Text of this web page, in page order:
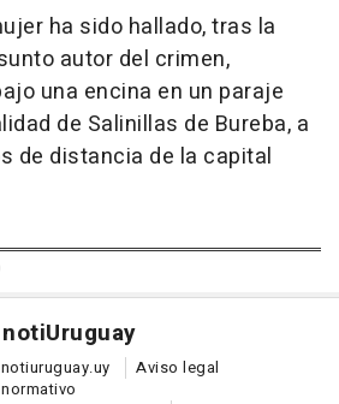
ha sido hallado, tras la
autor del crimen,
una encina en un paraje
de Salinillas de Bureba, a
de distancia de la capital
notiUruguay
Aviso legal